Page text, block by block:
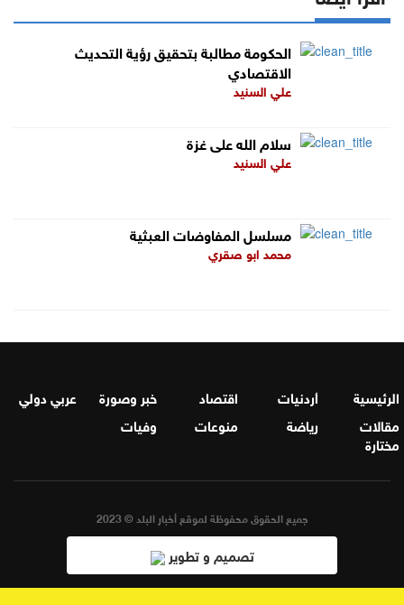
الحكومة مطالبة بتحقيق رؤية التحديث
الاقتصادي
علي السنيد
سلام الله على غزة
علي السنيد
مسلسل المفاوضات العبثية
محمد ابو صقري
الرئيسية أردنيات اقتصاد خبر وصورة
عربي دولي
مقالات
مختارة
رياضة منوعات وفيات
جميع الحقوق محفوظة لموقع أخبار البلد © 2023
تصميم و تطوير